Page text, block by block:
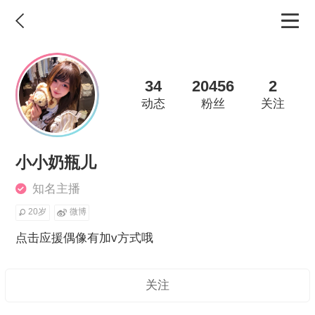
34
动态
20456
粉丝
2
关注
小小奶瓶儿
知名主播
20岁 微博
点击应援偶像有加v方式哦
关注